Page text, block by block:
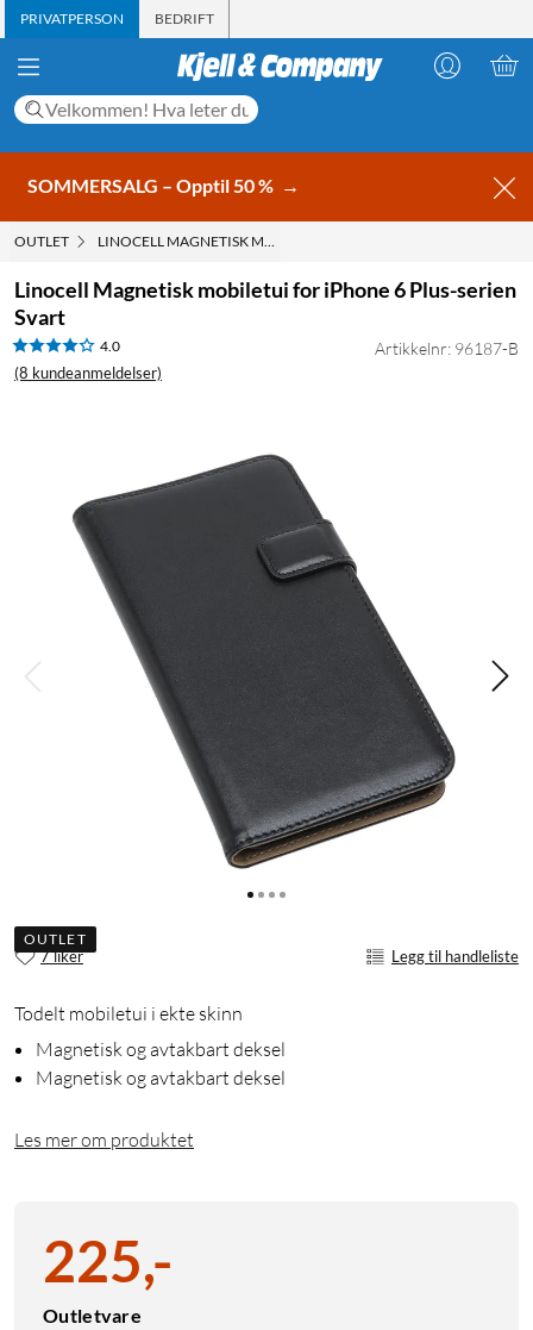
PRIVATPERSON BEDRIFT
SOMMERSALG – Opptil 50 % →
OUTLET LINOCELL MAGNETISK MOBILETUI FOR IPHONE 6 PLUS-SERIEN
Linocell Magnetisk mobiletui for iPhone 6 Plus-serien
Svart
4.0
(8 kundeanmeldelser)
Artikkelnr: 96187-B
OUTLET
7 liker Legg til handleliste
Todelt mobiletui i ekte skinn
Magnetisk og avtakbart deksel
Magnetisk og avtakbart deksel
Les mer om produktet
225,-
Outletvare